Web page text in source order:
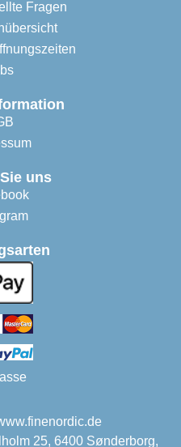
Fragen
uns
25, 6400 Sønderborg,